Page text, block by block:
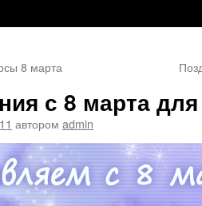
8 марта
с 8 марта
автором admin